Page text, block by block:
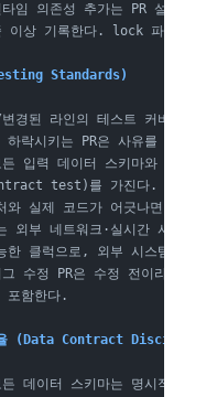
임 의존성 추가는 PR 설명에 도
이상 기록한다. lock 파일 갱신
Standards)
경된 라인의 테스트 커버리지는
락시키는 PR은 사유를 명시해
입력 데이터 스키마와 외부 알
test)를 가진다. 스키마
실제 코드가 어긋나면 테스트
외부 네트워크·실시간 시계에
클럭으로, 외부 시스템은 페
수정 PR은 수정 전이라면 실패
포함한다.
(Data Contract Discipline)
데이터 스키마는 명시적 버전